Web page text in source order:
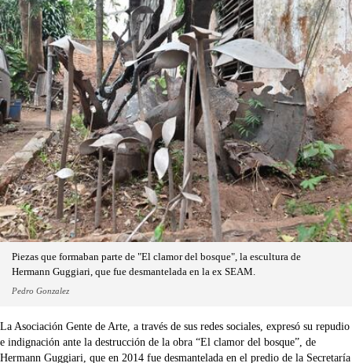
Piezas que formaban parte de "El clamor del bosque", la escultura de
Hermann Guggiari, que fue desmantelada en la ex SEAM.
Pedro Gonzalez
La Asociación Gente de Arte, a través de sus redes sociales, expresó su repudio
e indignación ante la destrucción de la obra “El clamor del bosque”, de
Hermann Guggiari, que en 2014 fue desmantelada en el predio de la Secretaría